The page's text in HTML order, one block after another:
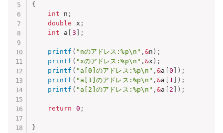
{
int n ;
double
x ;
int a 3 ;
printf ( "nのアドレス:%p\n" ,&n ) ;
printf ( "xのアドレス:%p\n" ,&x ) ;
printf ( "a[0]のアドレス:%p\n" ,&a 0 ) ;
printf ( "a[1]のアドレス:%p\n" ,&a 1 ) ;
printf ( "a[2]のアドレス:%p\n" ,&a 2 ) ;
return 0 ;
}